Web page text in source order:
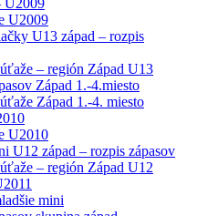
U2009
U13 západ – rozpis
– región Západ U13
Západ 1.-4.miesto
Západ 1.-4. miesto
U2010
U12 západ – rozpis zápasov
– región Západ U12
mini